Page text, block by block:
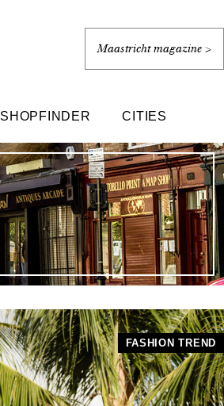
Maastricht magazine >
SHOPFINDER CITIES
FASHION TREND